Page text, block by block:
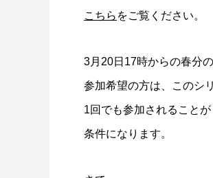
こちら をご覧ください。
3月20日17時からの春分
参加希望の方は、このシ
1回でも参加されることが
条件になります。